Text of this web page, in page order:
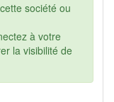
société ou
à votre
la visibilité de